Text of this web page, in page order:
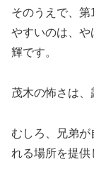
そのうえで、第
やすいのは、
輝です。
茂木の怖さは、
むしろ、兄弟
れる場所を提供